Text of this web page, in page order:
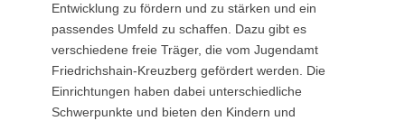
Entwicklung zu fördern und zu stärken und ein
passendes Umfeld zu schaffen. Dazu gibt es
verschiedene freie Träger, die vom Jugendamt
Friedrichshain-Kreuzberg gefördert werden. Die
Einrichtungen haben dabei unterschiedliche
Schwerpunkte und bieten den Kindern und